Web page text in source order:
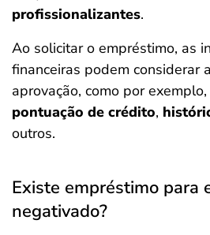
profissionalizantes.
Ao solicitar o empréstimo, as
financeiras podem considerar
aprovação, como por exemplo,
pontuação de crédito,
outros.
Existe empréstimo para
negativado?